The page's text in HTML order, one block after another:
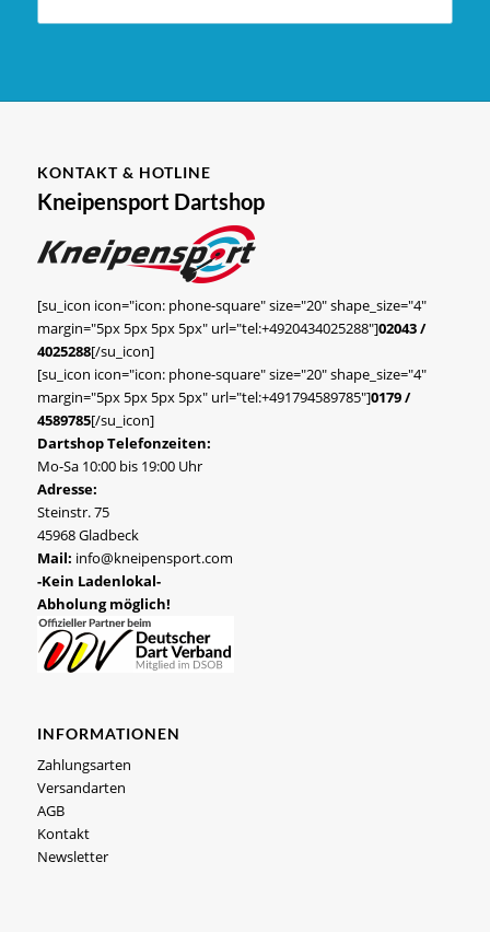
KONTAKT & HOTLINE
Kneipensport Dartshop
[su_icon icon="icon: phone-square" size="20" shape_size="4"
margin="5px 5px 5px 5px" url="tel:+4920434025288"]02043 /
4025288[/su_icon]
[su_icon icon="icon: phone-square" size="20" shape_size="4"
margin="5px 5px 5px 5px" url="tel:+491794589785"]0179 /
4589785[/su_icon]
Dartshop Telefonzeiten:
Mo-Sa 10:00 bis 19:00 Uhr
Adresse:
Steinstr. 75
45968 Gladbeck
Mail: info@kneipensport.com
-Kein Ladenlokal-
Abholung möglich!
INFORMATIONEN
Zahlungsarten
Versandarten
AGB
Kontakt
Newsletter